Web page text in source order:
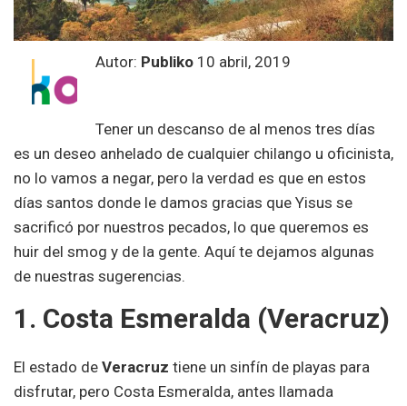
Autor: Publiko 10 abril, 2019
Tener un descanso de al menos tres días
es un deseo anhelado de cualquier chilango u oficinista,
no lo vamos a negar, pero la verdad es que en estos
días santos donde le damos gracias que Yisus se
sacrificó por nuestros pecados, lo que queremos es
huir del smog y de la gente. Aquí te dejamos algunas
de nuestras sugerencias.
1. Costa Esmeralda (Veracruz)
El estado de Veracruz tiene un sinfín de playas para
disfrutar, pero Costa Esmeralda, antes llamada